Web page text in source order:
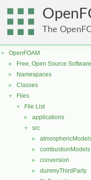
The
▼ OpenFOAM
► Free, Open Source
► Namespaces
► Classes
▼ Files
▼ File List
► applications
▼ src
►
► combustionModels
► conversion
► dummyThirdParty